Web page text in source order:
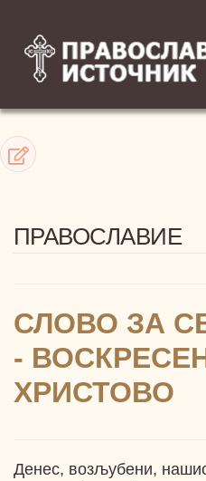
ПРАВОСЛАВИЕ
СЛОВО ЗА
-
ХРИСТОВО
Денес, возљубени,